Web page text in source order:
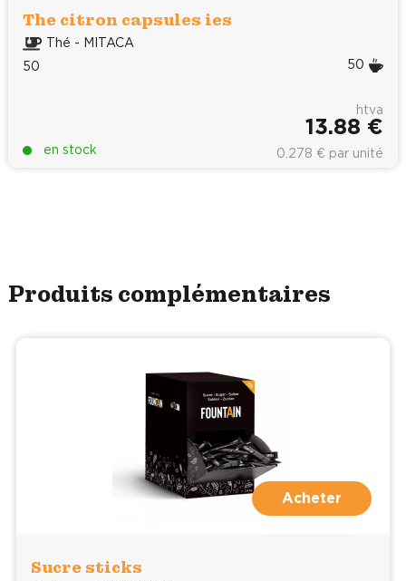
The citron capsules ies
Thé - MITACA
50
50
en stock
htva
13.88 €
0.278 € par unité
Produits complémentaires
Acheter
Sucre sticks